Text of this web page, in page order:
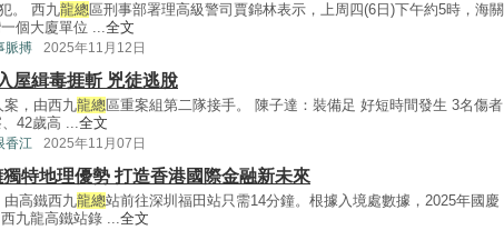
。 西九龍總區刑事部署理高級警司賈錦林表示，上周四(6日)下午約5時，海關
個大廈單位 ...全文
脈搏 2025年11月12日
屋緝毒捱斬 兇徒逃脫
案，由西九龍總區重案組第二隊接手。 陳子達：裝備足 好短時間發生 3名傷者
42歲高 ...全文
香江 2025年11月07日
特地理優勢 打造香港國際金融新未來
由高鐵西九龍總站前往深圳福田站只需14分鐘。根據入境處數據，2025年國慶
九龍高鐵站錄 ...全文